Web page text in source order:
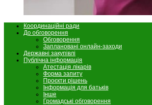
Координаційні ради
До обговорення
Обговорення
Заплановані онлайн-заходи
Державні закупівлі
Публічна інформація
Атестація лікарів
Форма запиту
Проєкти рішень
Інформація для батьків
Інше
Громадські обговорення